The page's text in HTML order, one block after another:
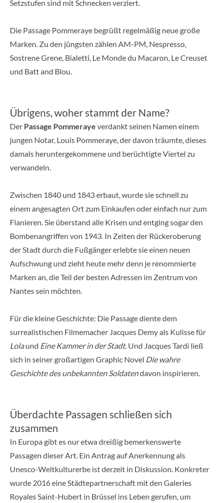
Setzstufen sind mit Schnecken verziert.
Die Passage Pommeraye begrüßt regelmäßig neue große
Marken. Zu den jüngsten zählen AM-PM, Nespresso,
Sostrene Grene, Bialetti, Le Monde du Macaron, Le Creuset
und Batt and Blou.
Übrigens, woher stammt der Name?
Der Passage Pommeraye verdankt seinen Namen einem
jungen Notar, Louis Pommeraye, der davon träumte, dieses
damals heruntergekommene und berüchtigte Viertel zu
verwandeln.
Zwischen 1840 und 1843 erbaut, wurde sie schnell zu
einem angesagten Ort zum Einkaufen oder einfach nur zum
Flanieren. Sie überstand alle Krisen und entging sogar den
Bombenangriffen von 1943. In Zeiten der Rückeroberung
der Stadt durch die Fußgänger erlebte sie einen neuen
Aufschwung und zieht heute mehr denn je renommierte
Marken an, die Teil der besten Adressen im Zentrum von
Nantes sein möchten.
Für die kleine Geschichte: Die Passage diente dem
surrealistischen Filmemacher Jacques Demy als Kulisse für
Lolaund Eine Kammer in der Stadt. Und Jacques Tardi ließ
sich in seiner großartigen Graphic Novel Die wahre
Geschichte des unbekannten Soldatendavon inspirieren.
Überdachte Passagen schließen sich
zusammen
In Europa gibt es nur etwa dreißig bemerkenswerte
Passagen dieser Art. Ein Antrag auf Anerkennung als
Unesco-Weltkulturerbe ist derzeit in Diskussion. Konkreter
wurde 2016 eine Städtepartnerschaft mit den Galeries
Royales Saint-Hubert in Brüssel ins Leben gerufen, um